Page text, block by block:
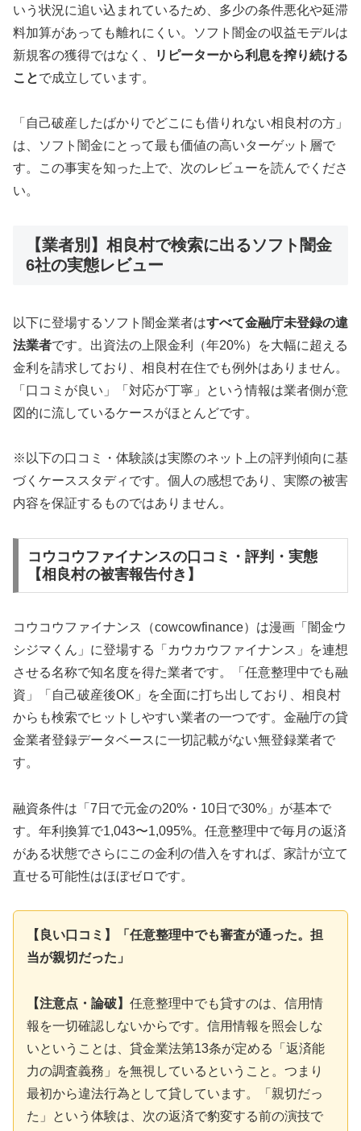
いう状況に追い込まれているため、多少の条件悪化や延滞
料加算があっても離れにくい。ソフト闇金の収益モデルは
新規客の獲得ではなく、
リピーターから利息を搾り続ける
ことで成立しています。
「自己破産したばかりでどこにも借りれない相良村の方」
は、ソフト闇金にとって最も価値の高いターゲット層で
す。この事実を知った上で、次のレビューを読んでくださ
い。
【業者別】相良村で検索に出るソフト闇金
6社の実態レビュー
以下に登場するソフト闇金業者はすべて金融庁未登録の違
法業者です。出資法の上限金利（年20%）を大幅に超える
金利を請求しており、相良村在住でも例外はありません。
「口コミが良い」「対応が丁寧」という情報は業者側が意
図的に流しているケースがほとんどです。
※以下の口コミ・体験談は実際のネット上の評判傾向に基
づくケーススタディです。個人の感想であり、実際の被害
内容を保証するものではありません。
コウコウファイナンスの口コミ・評判・実態
【相良村の被害報告付き】
コウコウファイナンス（cowcowfinance）は漫画「闇金ウ
シジマくん」に登場する「カウカウファイナンス」を連想
させる名称で知名度を得た業者です。「任意整理中でも融
資」「自己破産後OK」を全面に打ち出しており、相良村
からも検索でヒットしやすい業者の一つです。金融庁の貸
金業者登録データベースに一切記載がない無登録業者で
す。
融資条件は「7日で元金の20%・10日で30%」が基本で
す。年利換算で1,043〜1,095%。任意整理中で毎月の返済
がある状態でさらにこの金利の借入をすれば、家計が立て
直せる可能性はほぼゼロです。
【良い口コミ】「任意整理中でも審査が通った。担
当が親切だった」
【注意点・論破】 任意整理中でも貸すのは、信用情
報を一切確認しないからです。信用情報を照会しな
いということは、貸金業法第13条が定める「返済能
力の調査義務」を無視しているということ。つまり
最初から違法行為として貸しています。「親切だっ
た」という体験は、次の返済で豹変する前の演技で